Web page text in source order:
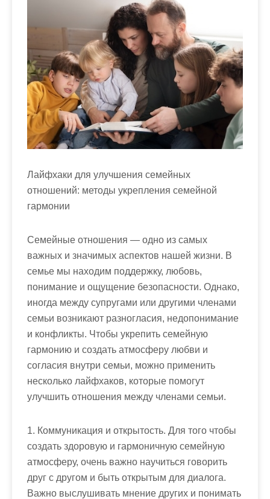
Лайфхаки для улучшения семейных
отношений: методы укрепления семейной
гармонии
Семейные отношения — одно из самых
важных и значимых аспектов нашей жизни. В
семье мы находим поддержку, любовь,
понимание и ощущение безопасности. Однако,
иногда между супругами или другими членами
семьи возникают разногласия, недопонимание
и конфликты. Чтобы укрепить семейную
гармонию и создать атмосферу любви и
согласия внутри семьи, можно применить
несколько лайфхаков, которые помогут
улучшить отношения между членами семьи.
1. Коммуникация и открытость. Для того чтобы
создать здоровую и гармоничную семейную
атмосферу, очень важно научиться говорить
друг с другом и быть открытым для диалога.
Важно выслушивать мнение других и понимать